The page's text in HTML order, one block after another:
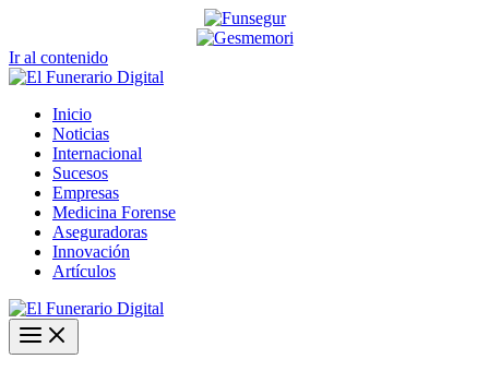
Ir al contenido
Inicio
Noticias
Internacional
Sucesos
Empresas
Medicina Forense
Aseguradoras
Innovación
Artículos